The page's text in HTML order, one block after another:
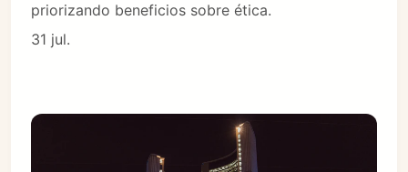
priorizando beneficios sobre ética.
31 jul.